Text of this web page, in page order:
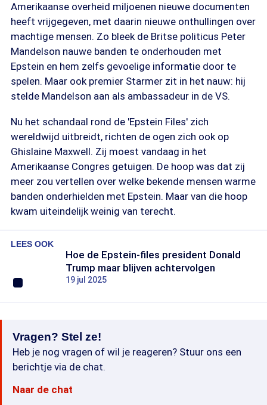
Amerikaanse overheid miljoenen nieuwe documenten
heeft vrijgegeven, met daarin nieuwe onthullingen over
machtige mensen. Zo bleek de Britse politicus Peter
Mandelson nauwe banden te onderhouden met
Epstein en hem zelfs gevoelige informatie door te
spelen. Maar ook premier Starmer zit in het nauw: hij
stelde Mandelson aan als ambassadeur in de VS.
Nu het schandaal rond de 'Epstein Files' zich
wereldwijd uitbreidt, richten de ogen zich ook op
Ghislaine Maxwell. Zij moest vandaag in het
Amerikaanse Congres getuigen. De hoop was dat zij
meer zou vertellen over welke bekende mensen warme
banden onderhielden met Epstein. Maar van die hoop
kwam uiteindelijk weinig van terecht.
LEES OOK
Hoe de Epstein-files president Donald
Trump maar blijven achtervolgen
19 jul 2025
Vragen? Stel ze!
Heb je nog vragen of wil je reageren? Stuur ons een
berichtje via de chat.
Naar de chat